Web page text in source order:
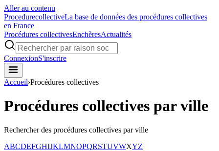
Aller au contenu
ProcedurecollectiveLa base de données des procédures collectives
en France
Procédures collectivesEnchèresActualités
ConnexionS'inscrire
Accueil›Procédures collectives
Procédures collectives par ville
Rechercher des procédures collectives par ville
ABCDEFGHIJKLMNOPQRSTUVWXYZ